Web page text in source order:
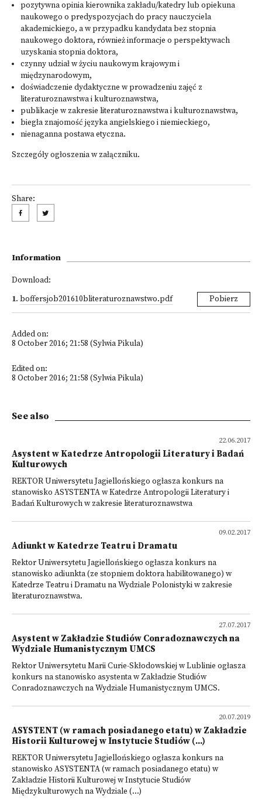
pozytywna opinia kierownika zakładu/katedry lub opiekuna
naukowego o predyspozycjach do pracy nauczyciela
akademickiego, a w przypadku kandydata bez stopnia
naukowego doktora, również informacje o perspektywach
uzyskania stopnia doktora,
czynny udział w życiu naukowym krajowym i
międzynarodowym,
doświadczenie dydaktyczne w prowadzeniu zajęć z
literaturoznawstwa i kulturoznawstwa,
publikacje w zakresie literaturoznawstwa i kulturoznawstwa,
biegła znajomość języka angielskiego i niemieckiego,
nienaganna postawa etyczna.
Szczegóły ogłoszenia w załączniku.
Share:
Information
Download:
1. boffersjob201610bliteraturoznawstwo.pdf Pobierz
Added on:
8 October 2016; 21:58 (Sylwia Pikula)
Edited on:
8 October 2016; 21:58 (Sylwia Pikula)
See also
22.06.2017
Asystent w Katedrze Antropologii Literatury i Badań
Kulturowych
REKTOR Uniwersytetu Jagiellońskiego ogłasza konkurs na
stanowisko ASYSTENTA w Katedrze Antropologii Literatury i
Badań Kulturowych w zakresie literaturoznawstwa
09.02.2017
Adiunkt w Katedrze Teatru i Dramatu
Rektor Uniwersytetu Jagiellońskiego ogłasza konkurs na
stanowisko adiunkta (ze stopniem doktora habilitowanego) w
Katedrze Teatru i Dramatu na Wydziale Polonistyki w zakresie
literaturoznawstwa.
27.07.2017
Asystent w Zakładzie Studiów Conradoznawczych na
Wydziale Humanistycznym UMCS
Rektor Uniwersytetu Marii Curie-Skłodowskiej w Lublinie ogłasza
konkurs na stanowisko asystenta w Zakładzie Studiów
Conradoznawczych na Wydziale Humanistycznym UMCS.
20.07.2019
ASYSTENT (w ramach posiadanego etatu) w Zakładzie
Historii Kulturowej w Instytucie Studiów (...)
REKTOR Uniwersytetu Jagiellońskiego ogłasza konkurs na
stanowisko ASYSTENTA (w ramach posiadanego etatu) w
Zakładzie Historii Kulturowej w Instytucie Studiów
Międzykulturowych na Wydziale (...)